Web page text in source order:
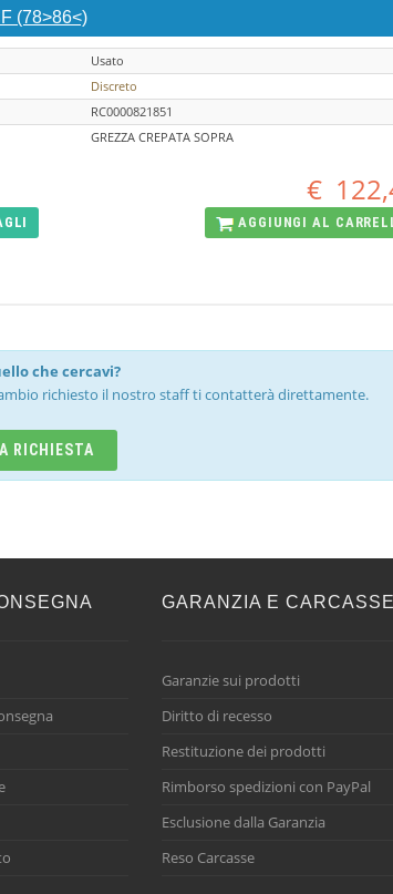
(78>86<)
Usato
Discreto
RC0000821851
GREZZA CREPATA SOPRA
€
AGGIUNGI AL
che cercavi?
richiesto il nostro staff ti contatterà direttamente.
RICHIESTA
GARANZIA E CARCASSE
Garanzie sui prodotti
Diritto di recesso
Restituzione dei prodotti
Rimborso spedizioni con PayPal
Esclusione dalla Garanzia
Reso Carcasse